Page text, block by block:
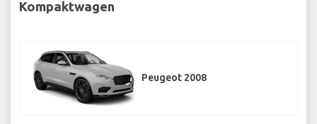
Kompaktwagen
Peugeot 2008